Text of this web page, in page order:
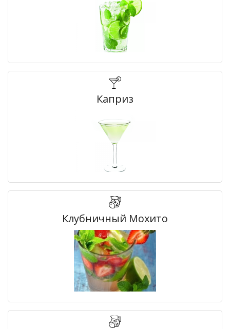
Каприз
Клубничный Мохито